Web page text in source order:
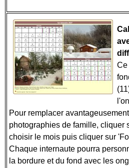
Ce
Pour remplacer
photographies de famille, cliquer
choisir le mois puis cliquer sur
Chaque internaute pourra
la bordure et du fond avec les